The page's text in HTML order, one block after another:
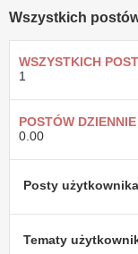
Wszystkich
WSZYSTKICH
1
POSTÓW DZIENNIE
0.00
Posty użytkownika
Tematy